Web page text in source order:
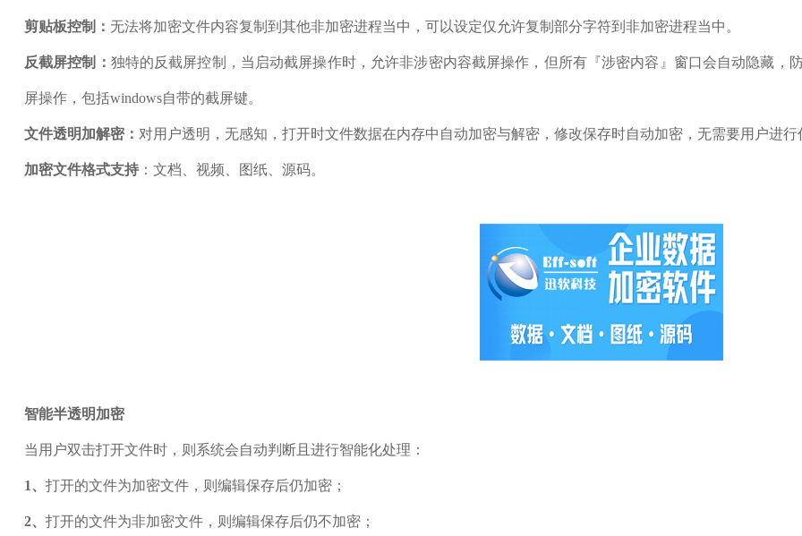
剪贴板控制： 无法将加密文件内容复制到其他非加密进程当中，可以设定仅允许复制部分字符到非加密进程当中。
反截屏控制： 独特的反截屏控制，当启动截屏操作时，允许非涉密内容截屏操作，但所有『涉密内容』窗口会自动隐藏，
屏操作，包括windows自带的截屏键。
文件透明加解密： 对用户透明，无感知，打开时文件数据在内存中自动加密与解密，修改保存时自动加密，无需要用户进行
加密文件格式支持：文档、视频、图纸、源码。
智能半透明加密
当用户双击打开文件时，则系统会自动判断且进行智能化处理：
1、 打开的文件为加密文件，则编辑保存后仍加密；
2、 打开的文件为非加密文件，则编辑保存后仍不加密；